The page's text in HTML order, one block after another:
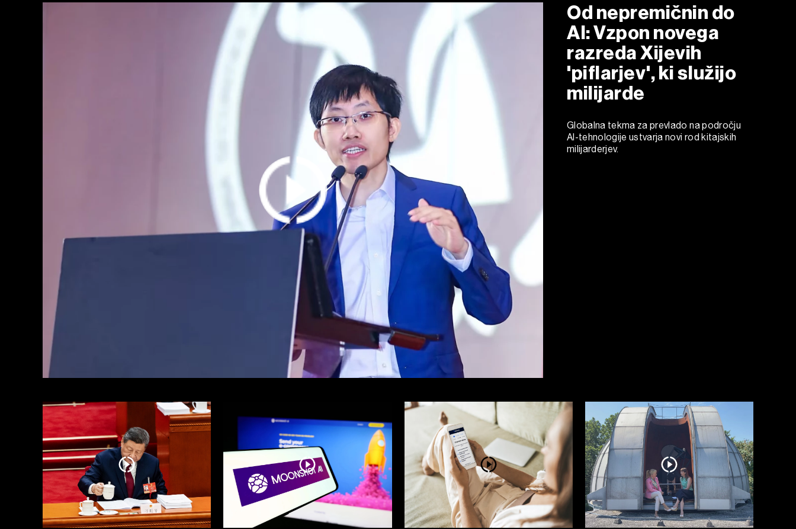
Od nepremičnin do
AI: Vzpon novega
razreda Xijevih
'piflarjev', ki služijo
milijarde
Globalna tekma za prevlado na področju
AI-tehnologije ustvarja novi rod kitajskih
milijarderjev.